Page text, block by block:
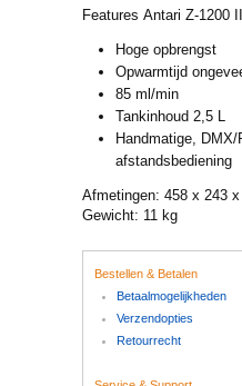
Features Antari Z-1200
Hoge opbrengst
Opwarmtijd
85 ml/min
Tankinhoud 2,5 L
Handmatige,
afstandsbediening
Afmetingen: 458 x 243
Gewicht: 11 kg
Bestellen & Betalen
Betaalmogelijkheden
Verzendopties
Retourrecht